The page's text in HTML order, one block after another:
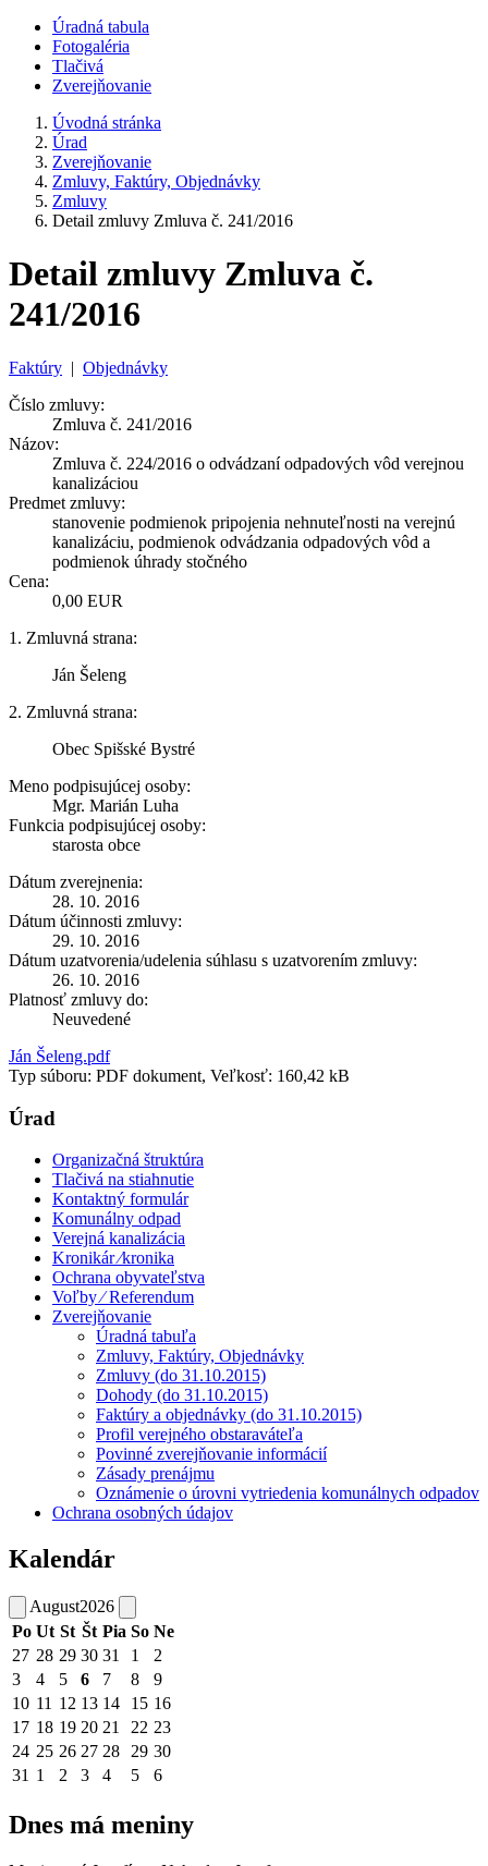
Úradná tabula
Fotogaléria
Tlačivá
Zverejňovanie
Úvodná stránka
Úrad
Zverejňovanie
Zmluvy, Faktúry, Objednávky
Zmluvy
Detail zmluvy Zmluva č. 241/2016
Detail zmluvy Zmluva č.
241/2016
Faktúry | Objednávky
Číslo zmluvy:
Zmluva č. 241/2016
Názov:
Zmluva č. 224/2016 o odvádzaní odpadových vôd verejnou
kanalizáciou
Predmet zmluvy:
stanovenie podmienok pripojenia nehnuteľnosti na verejnú
kanalizáciu, podmienok odvádzania odpadových vôd a
podmienok úhrady stočného
Cena:
0,00 EUR
1. Zmluvná strana:
Ján Šeleng
2. Zmluvná strana:
Obec Spišské Bystré
Meno podpisujúcej osoby:
Mgr. Marián Luha
Funkcia podpisujúcej osoby:
starosta obce
Dátum zverejnenia:
28. 10. 2016
Dátum účinnosti zmluvy:
29. 10. 2016
Dátum uzatvorenia/udelenia súhlasu s uzatvorením zmluvy:
26. 10. 2016
Platnosť zmluvy do:
Neuvedené
Ján Šeleng.pdf
Typ súboru: PDF dokument, Veľkosť: 160,42 kB
Úrad
Organizačná štruktúra
Tlačivá na stiahnutie
Kontaktný formulár
Komunálny odpad
Verejná kanalizácia
Kronikár ⁄kronika
Ochrana obyvateľstva
Voľby ⁄ Referendum
Zverejňovanie
Úradná tabuľa
Zmluvy, Faktúry, Objednávky
Zmluvy (do 31.10.2015)
Dohody (do 31.10.2015)
Faktúry a objednávky (do 31.10.2015)
Profil verejného obstaraváteľa
Povinné zverejňovanie informácií
Zásady prenájmu
Oznámenie o úrovni vytriedenia komunálnych odpadov
Ochrana osobných údajov
Kalendár
August2026
Po Ut St Št Pia So Ne
27 28 29 30 31 1
2
3
4 5 6 7 8
9
10 11 12 13 14 15 16
17 18 19 20 21 22 23
24 25 26 27 28 29 30
31 1 2 3 4 5 6
Dnes má meniny